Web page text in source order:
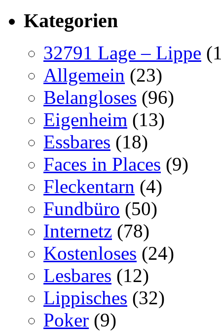
Kategorien
32791 Lage – Lippe
Allgemein (23)
Belangloses (96)
Eigenheim (13)
Essbares (18)
Faces in Places (9)
Fleckentarn (4)
Fundbüro (50)
Internetz (78)
Kostenloses (24)
Lesbares (12)
Lippisches (32)
Poker (9)